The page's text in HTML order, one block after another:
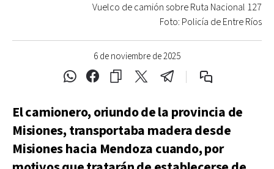
6 de noviembre de 2025
Vuelco de camión sobre Ruta Nacional 127
Foto: Policía de Entre Ríos
El camionero, oriundo de la provincia de
Misiones, transportaba madera desde
Misiones hacia Mendoza cuando, por